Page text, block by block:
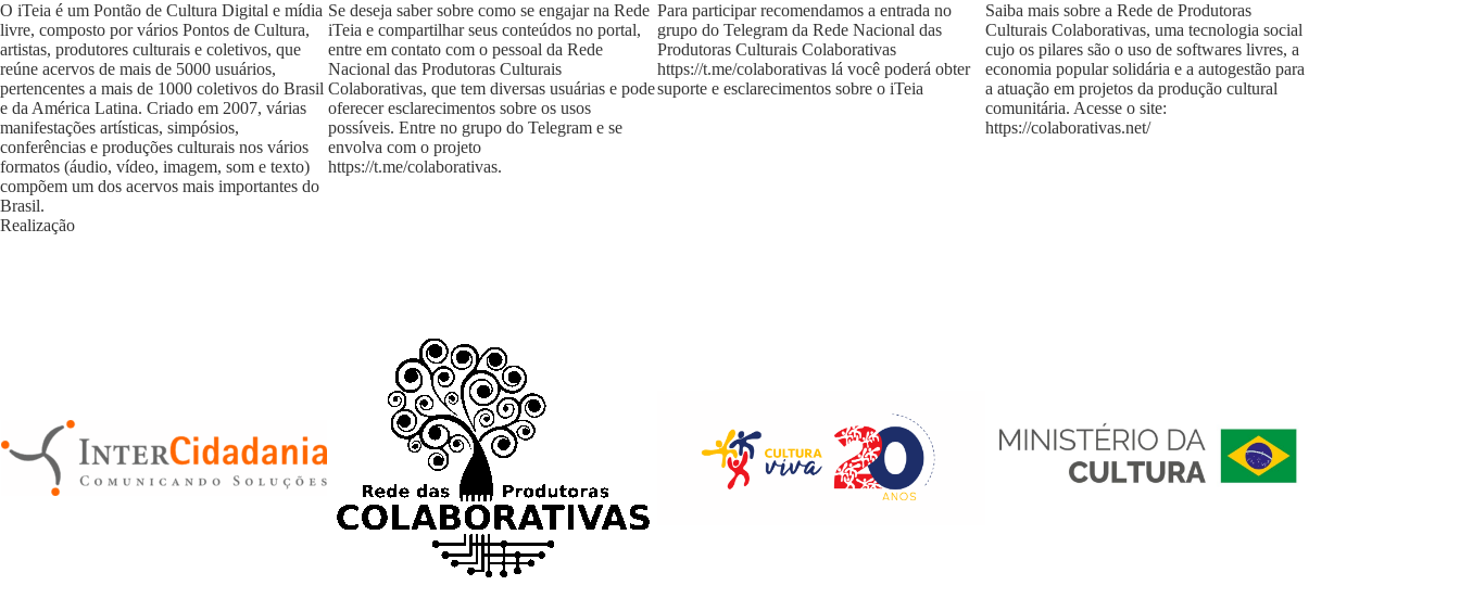
O iTeia é um Pontão de Cultura Digital e mídia
livre, composto por vários Pontos de Cultura,
artistas, produtores culturais e coletivos, que
reúne acervos de mais de 5000 usuários,
pertencentes a mais de 1000 coletivos do Brasil
e da América Latina. Criado em 2007, várias
manifestações artísticas, simpósios,
conferências e produções culturais nos vários
formatos (áudio, vídeo, imagem, som e texto)
compõem um dos acervos mais importantes do
Brasil.
Se deseja saber sobre como se engajar na Rede
iTeia e compartilhar seus conteúdos no portal,
entre em contato com o pessoal da Rede
Nacional das Produtoras Culturais
Colaborativas, que tem diversas usuárias e pode
oferecer esclarecimentos sobre os usos
possíveis. Entre no grupo do Telegram e se
envolva com o projeto
https://t.me/colaborativas.
Para participar recomendamos a entrada no
grupo do Telegram da Rede Nacional das
Produtoras Culturais Colaborativas
https://t.me/colaborativaslá você poderá obter
suporte e esclarecimentos sobre o iTeia
Saiba mais sobre a Rede de Produtoras
Culturais Colaborativas, uma tecnologia social
cujo os pilares são o uso de softwares livres, a
economia popular solidária e a autogestão para
a atuação em projetos da produção cultural
comunitária. Acesse o site:
https://colaborativas.net/
Realização